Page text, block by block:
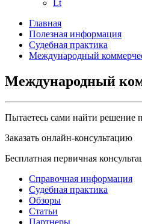
Lt
Главная
Полезная информация
Судебная практика
Международный
Международный
Пытаетесь сами найти решение
Заказать онлайн-консультацию
Бесплатная первичная
Справочная информация
Судебная практика
Обзоры
Статьи
Партнеры